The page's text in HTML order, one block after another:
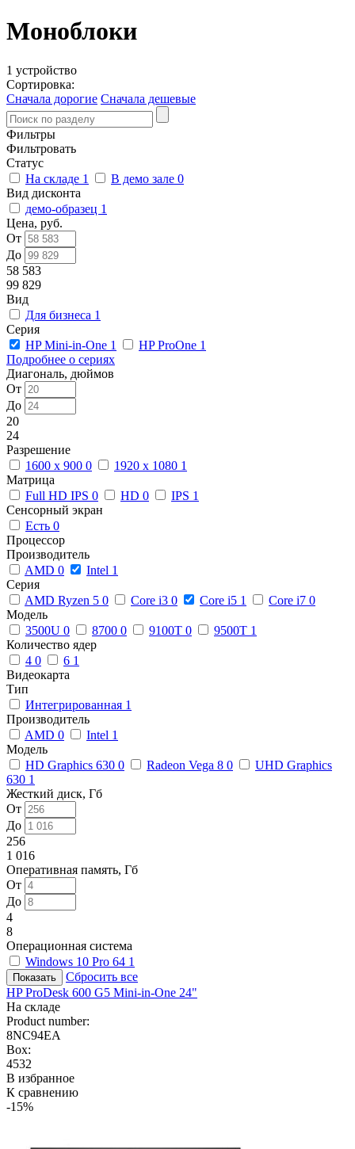
Моноблоки
1 устройство
Сортировка:
Сначала дорогие Сначала дешевые
Фильтры
Фильтровать
Статус
На складе 1 В демо зале 0
Вид дисконта
демо-образец 1
Цена, руб.
От
До
58 583
99 829
Вид
Для бизнеса 1
Серия
HP Mini-in-One 1 HP ProOne 1
Подробнее о сериях
Диагональ, дюймов
От
До
20
24
Разрешение
1600 x 900 0 1920 x 1080 1
Матрица
Full HD IPS 0 HD 0 IPS 1
Сенсорный экран
Есть 0
Процессор
Производитель
AMD 0 Intel 1
Серия
AMD Ryzen 5 0 Core i3 0 Core i5 1 Core i7 0
Модель
3500U 0 8700 0 9100T 0 9500T 1
Количество ядер
4 0 6 1
Видеокарта
Тип
Интегрированная 1
Производитель
AMD 0 Intel 1
Модель
HD Graphics 630 0 Radeon Vega 8 0
UHD Graphics
630 1
Жесткий диск, Гб
От
До
256
1 016
Оперативная память, Гб
От
До
4
8
Операционная система
Windows 10 Pro 64 1
Сбросить все
HP ProDesk 600 G5 Mini-in-One 24"
На складе
Product number:
8NC94EA
Box:
4532
В избранное
К сравнению
-15%